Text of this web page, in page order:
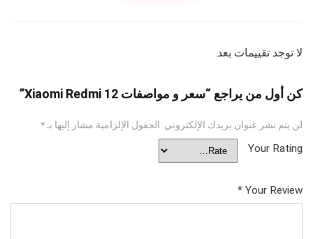
لا توجد تقييمات بعد.
كن أول من يراجع “سعر و مواصفات Xiaomi Redmi 12”
لن يتم نشر عنوان بريدك الإلكتروني. الحقول الإلزامية مشار إليها بـ*
Your Rating
Your Review
*